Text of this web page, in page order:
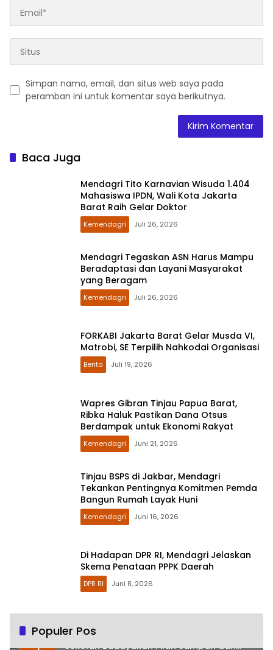
Simpan nama, email, dan situs web saya pada
peramban ini untuk komentar saya berikutnya.
Baca Juga
Mendagri Tito Karnavian Wisuda 1.404
Mahasiswa IPDN, Wali Kota Jakarta
Barat Raih Gelar Doktor
Kemendagri Juli 26, 2026
Mendagri Tegaskan ASN Harus Mampu
Beradaptasi dan Layani Masyarakat
yang Beragam
Kemendagri Juli 26, 2026
FORKABI Jakarta Barat Gelar Musda VI,
Matrobi, SE Terpilih Nahkodai Organisasi
Berita Juli 19, 2026
Wapres Gibran Tinjau Papua Barat,
Ribka Haluk Pastikan Dana Otsus
Berdampak untuk Ekonomi Rakyat
Kemendagri Juni 21, 2026
Tinjau BSPS di Jakbar, Mendagri
Tekankan Pentingnya Komitmen Pemda
Bangun Rumah Layak Huni
Kemendagri Juni 16, 2026
Di Hadapan DPR RI, Mendagri Jelaskan
Skema Penataan PPPK Daerah
DPR RI Juni 8, 2026
Populer Pos
1
Kadisdik DKI dan Sekko Jakbar Dorong
Sekolah Budayakan Pilah Sampah dan